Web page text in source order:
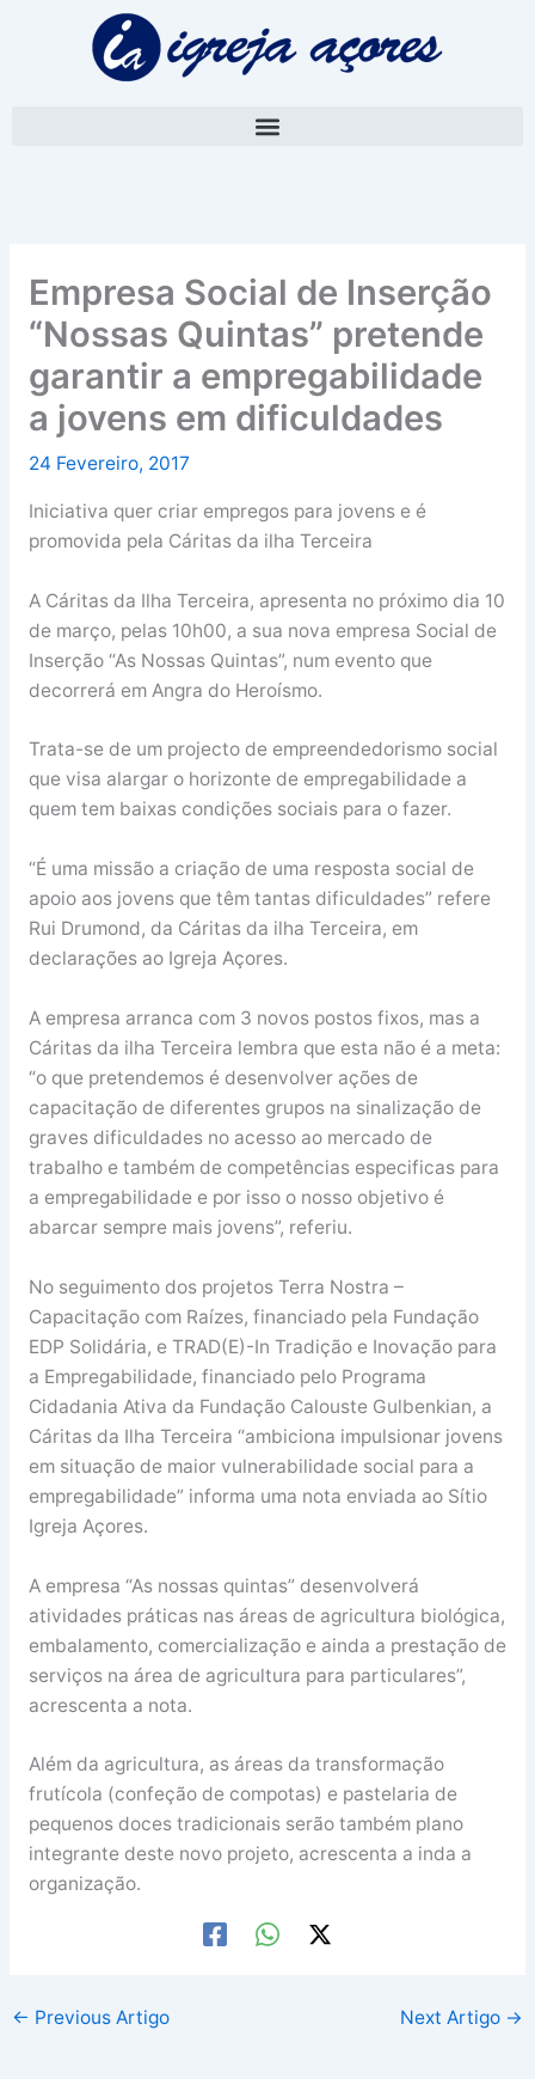
Empresa Social de Inserção
“Nossas Quintas” pretende
garantir a empregabilidade
a jovens em dificuldades
24 Fevereiro, 2017
Iniciativa quer criar empregos para jovens e é
promovida pela Cáritas da ilha Terceira
A Cáritas da Ilha Terceira, apresenta no próximo dia 10
de março, pelas 10h00, a sua nova empresa Social de
Inserção “As Nossas Quintas”, num evento que
decorrerá em Angra do Heroísmo.
Trata-se de um projecto de empreendedorismo social
que visa alargar o horizonte de empregabilidade a
quem tem baixas condições sociais para o fazer.
“É uma missão a criação de uma resposta social de
apoio aos jovens que têm tantas dificuldades” refere
Rui Drumond, da Cáritas da ilha Terceira, em
declarações ao Igreja Açores.
A empresa arranca com 3 novos postos fixos, mas a
Cáritas da ilha Terceira lembra que esta não é a meta:
“o que pretendemos é desenvolver ações de
capacitação de diferentes grupos na sinalização de
graves dificuldades no acesso ao mercado de
trabalho e também de competências especificas para
a empregabilidade e por isso o nosso objetivo é
abarcar sempre mais jovens”, referiu.
No seguimento dos projetos Terra Nostra –
Capacitação com Raízes, financiado pela Fundação
EDP Solidária, e TRAD(E)-In Tradição e Inovação para
a Empregabilidade, financiado pelo Programa
Cidadania Ativa da Fundação Calouste Gulbenkian, a
Cáritas da Ilha Terceira “ambiciona impulsionar jovens
em situação de maior vulnerabilidade social para a
empregabilidade” informa uma nota enviada ao Sítio
Igreja Açores.
A empresa “As nossas quintas” desenvolverá
atividades práticas nas áreas de agricultura biológica,
embalamento, comercialização e ainda a prestação de
serviços na área de agricultura para particulares”,
acrescenta a nota.
Além da agricultura, as áreas da transformação
frutícola (confeção de compotas) e pastelaria de
pequenos doces tradicionais serão também plano
integrante deste novo projeto, acrescenta a inda a
organização.
← Previous Artigo Next Artigo →